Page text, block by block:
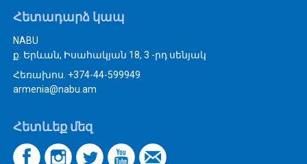
Հետադարձ կապ
NABU
ք. Երևան, Իսահակյան 18, 3 -րդ սենյակ
Հեռախոս. +374-44-599949
armenia@nabu.am
Հետևեք մեզ